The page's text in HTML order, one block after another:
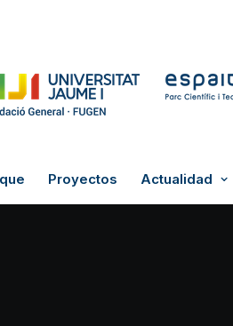
Proyectos Actualidad